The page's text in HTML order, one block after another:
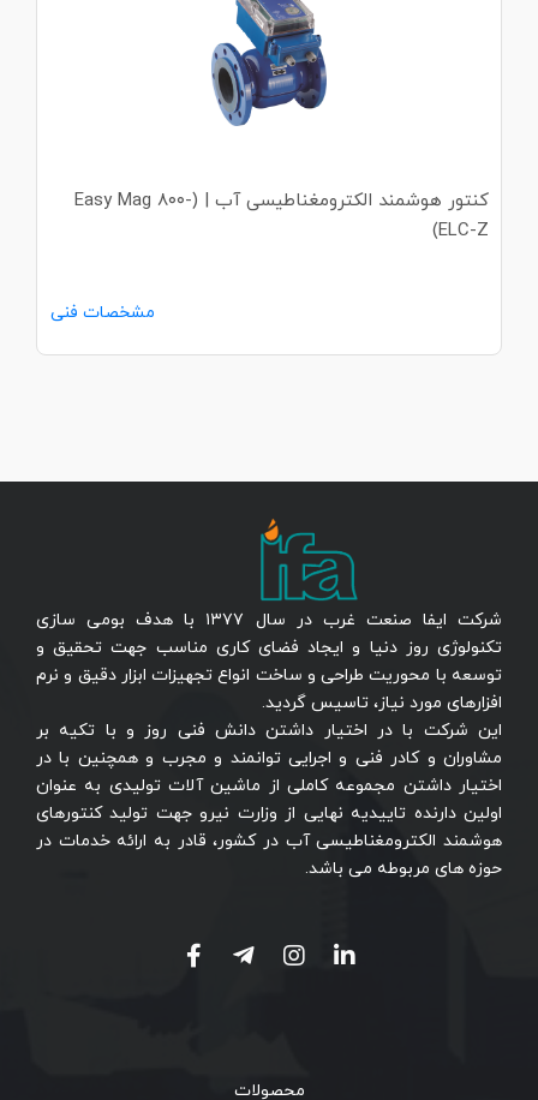
کنتور هوشمند الکترومغناطیسی آب | (Easy Mag ۸۰۰-
ELC-Z)
مشخصات فنی
شرکت ایفا صنعت غرب در سال ۱۳۷۷ با هدف بومی سازی
تکنولوژی روز دنیا و ایجاد فضای کاری مناسب جهت تحقیق و
توسعه با محوریت طراحی و ساخت انواع تجهیزات ابزار دقیق و نرم
افزارهای مورد نیاز، تاسیس گردید.
این شرکت با در اختیار داشتن دانش فنی روز و با تکیه بر
مشاوران و کادر فنی و اجرایی توانمند و مجرب و همچنین با در
اختیار داشتن مجموعه کاملی از ماشین آلات تولیدی به عنوان
اولین دارنده تاییدیه نهایی از وزارت نیرو جهت تولید کنتورهای
هوشمند الکترومغناطیسی آب در کشور، قادر به ارائه خدمات در
حوزه های مربوطه می باشد.
محصولات